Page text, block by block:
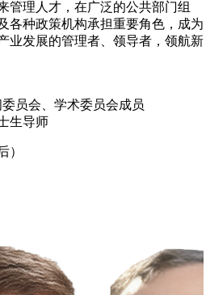
管理人才，在广泛的公共部门组
各种政策机构承担重要角色，成为
业发展的管理者、领导者，领航新
员会、学术委员会成员
生导师
）